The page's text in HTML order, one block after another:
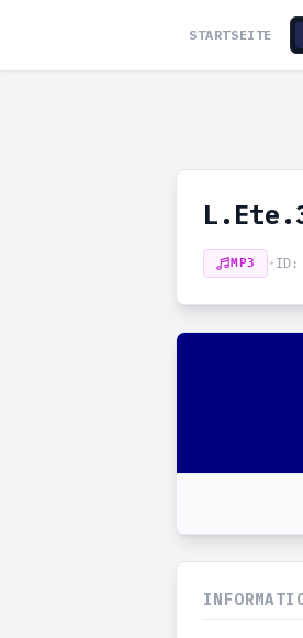
STARTSEITE
MP3 • ID: